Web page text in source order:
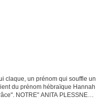
claque, un prénom qui souffle un
du prénom hébraïque Hannah
NOTRE" ANITA PLESSNER